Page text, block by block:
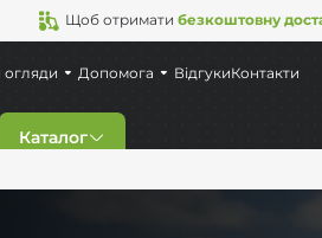
Щоб отриматибезкоштовну
Каталог
огляди Допомога ВідгукиКонтакти